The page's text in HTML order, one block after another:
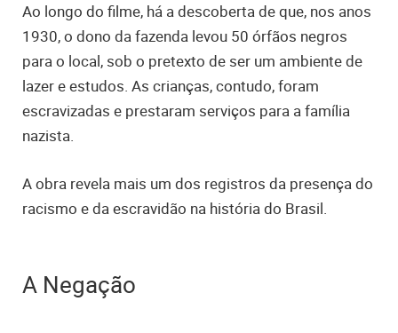
Ao longo do filme, há a descoberta de que, nos anos
1930, o dono da fazenda levou 50 órfãos negros
para o local, sob o pretexto de ser um ambiente de
lazer e estudos. As crianças, contudo, foram
escravizadas e prestaram serviços para a família
nazista.
A obra revela mais um dos registros da presença do
racismo e da escravidão na história do Brasil.
A Negação